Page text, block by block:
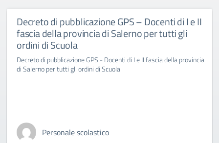
Decreto di pubblicazione GPS – Docenti di I e II
fascia della provincia di Salerno per tutti gli
ordini di Scuola
Decreto di pubblicazione GPS - Docenti di I e II fascia della provincia
di Salerno per tutti gli ordini di Scuola
Personale scolastico